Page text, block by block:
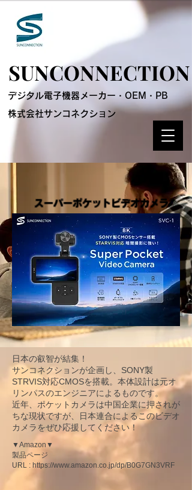
SUNCONNECTION
SUNCONNECTION
デジタル電子機器メーカー・OEM・PB
株式会社サンコネクション
​ スーパーポケットビデオカメラ
日本の叡智が結集！
サンコネクションが企画し、SONY製
STRVIS対応CMOSを搭載。本体設計は元オ
リンパスのエンジニアによるものです。
近年、ポケットカメラは中国企業に押されが
ちな現状ですが、日本連合によるこのビデオ
カメラをぜひ応援してください！
▼Amazon▼
製品ページ
URL : https://www.amazon.co.jp/dp/B0G7GN3VRF